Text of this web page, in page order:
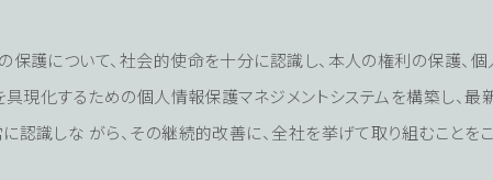
保護について、社会的使命を⼗分に認識し、本⼈の権利の保護、
現化するための個⼈情報保護マネジメントシステムを構築し、最
識しな がら、その継続的改善に、全社を挙げて取り組むことをこ